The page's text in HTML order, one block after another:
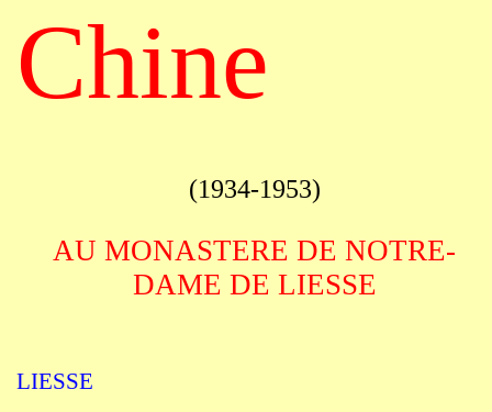
Chine
(1934-1953)
AU MONASTERE DE NOTRE-
DAME DE LIESSE
LIESSE